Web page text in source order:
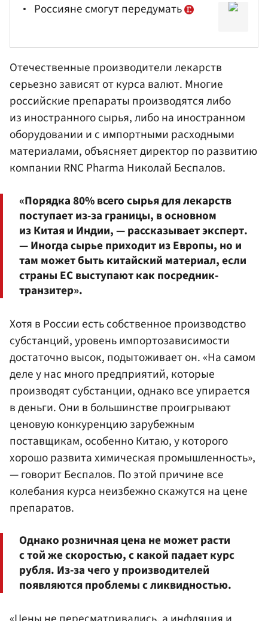
Россияне смогут передумать
Отечественные производители лекарств
серьезно зависят от курса валют. Многие
российские препараты производятся либо
из иностранного сырья, либо на иностранном
оборудовании и с импортными расходными
материалами, объясняет директор по развитию
компании RNC Pharma Николай Беспалов.
«Порядка 80% всего сырья для лекарств
поступает из-за границы, в основном
из Китая и Индии, — рассказывает эксперт.
— Иногда сырье приходит из Европы, но и
там может быть китайский материал, если
страны ЕС выступают как посредник-
транзитер».
Хотя в России есть собственное производство
субстанций, уровень импортозависимости
достаточно высок, подытоживает он. «На самом
деле у нас много предприятий, которые
производят субстанции, однако все упирается
в деньги. Они в большинстве проигрывают
ценовую конкуренцию зарубежным
поставщикам, особенно Китаю, у которого
хорошо развита химическая промышленность»,
— говорит Беспалов. По этой причине все
колебания курса неизбежно скажутся на цене
препаратов.
Однако розничная цена не может расти
с той же скоростью, с какой падает курс
рубля. Из-за чего у производителей
появляются проблемы с ликвидностью.